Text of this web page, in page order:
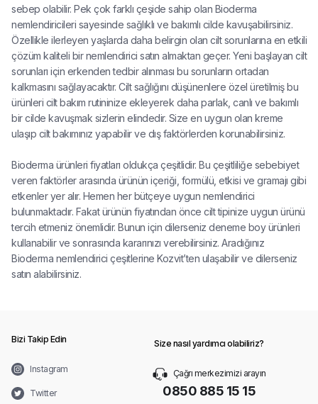
sebep olabilir. Pek çok farklı çeşide sahip olan Bioderma
nemlendiricileri sayesinde sağlıklı ve bakımlı cilde kavuşabilirsiniz.
Özellikle ilerleyen yaşlarda daha belirgin olan cilt sorunlarına en etkili
çözüm kaliteli bir nemlendirici satın almaktan geçer. Yeni başlayan cilt
sorunları için erkenden tedbir alınması bu sorunların ortadan
kalkmasını sağlayacaktır. Cilt sağlığını düşünenlere özel üretilmiş bu
ürünleri cilt bakım rutininize ekleyerek daha parlak, canlı ve bakımlı
bir cilde kavuşmak sizlerin elindedir. Size en uygun olan kreme
ulaşıp cilt bakımınız yapabilir ve dış faktörlerden korunabilirsiniz.
Bioderma ürünleri fiyatları oldukça çeşitlidir. Bu çeşitliliğe sebebiyet
veren faktörler arasında ürünün içeriği, formülü, etkisi ve gramajı gibi
etkenler yer alır. Hemen her bütçeye uygun nemlendirici
bulunmaktadır. Fakat ürünün fiyatından önce cilt tipinize uygun ürünü
tercih etmeniz önemlidir. Bunun için dilerseniz deneme boy ürünleri
kullanabilir ve sonrasında kararınızı verebilirsiniz. Aradığınız
Bioderma nemlendirici çeşitlerine Kozvit’ten ulaşabilir ve dilerseniz
satın alabilirsiniz.
Bizi Takip Edin
Instagram
Twitter
Size nasıl yardımcı olabiliriz?
Çağrı merkezimizi arayın
0850 885 15 15